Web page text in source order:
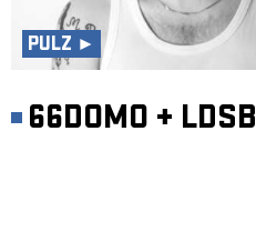
PULZ ►
66DOMO + LDSB